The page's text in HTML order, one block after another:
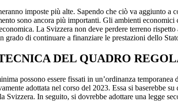
imposte più alte. Sapendo che ciò va aggiunto
sono ancora più importanti. Gli ambienti
La Svizzera non deve perdere terreno
di continuare a finanziare le prestazioni dello
DEL QUADRO
possono essere fissati in un’ordinanza
adottata nel corso del 2023. Essa si
Svizzera. In seguito, si dovrebbe adottare una legge